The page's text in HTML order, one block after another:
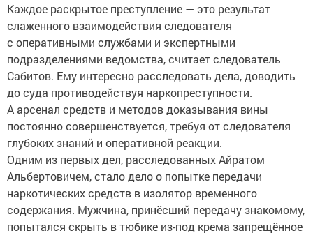
Каждое раскрытое преступление — это результат
слаженного взаимодействия следователя
с оперативными службами и экспертными
подразделениями ведомства, считает следователь
Сабитов. Ему интересно расследовать дела, доводить
до суда противодействуя наркопреступности.
А арсенал средств и методов доказывания вины
постоянно совершенствуется, требуя от следователя
глубоких знаний и оперативной реакции.
Одним из первых дел, расследованных Айратом
Альбертовичем, стало дело о попытке передачи
наркотических средств в изолятор временного
содержания. Мужчина, принёсший передачу знакомому,
попытался скрыть в тюбике из-под крема запрещённое